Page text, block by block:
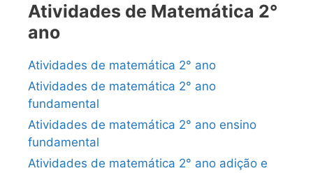
Atividades de Matemática 2°
ano
Atividades de matemática 2° ano
Atividades de matemática 2° ano
fundamental
Atividades de matemática 2° ano ensino
fundamental
Atividades de matemática 2° ano adição e